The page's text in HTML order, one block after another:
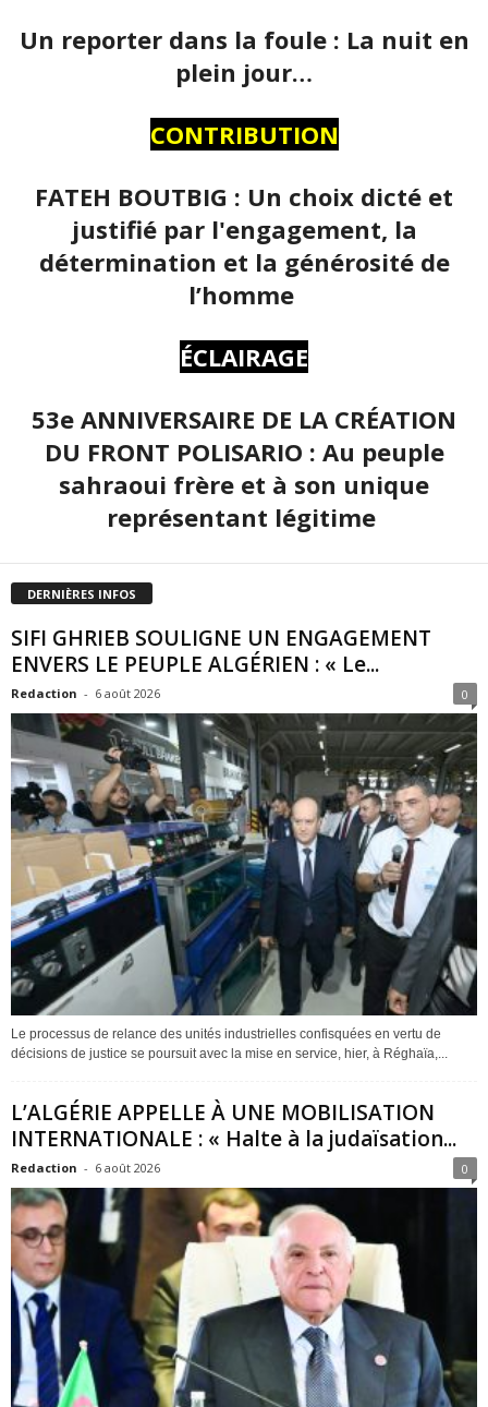
Un reporter dans la foule : La nuit en
plein jour…
CONTRIBUTION
FATEH BOUTBIG : Un choix dicté et
justifié par l'engagement, la
détermination et la générosité de
l’homme
ÉCLAIRAGE
53e ANNIVERSAIRE DE LA CRÉATION
DU FRONT POLISARIO : Au peuple
sahraoui frère et à son unique
représentant légitime
DERNIÈRES INFOS
SIFI GHRIEB SOULIGNE UN ENGAGEMENT
ENVERS LE PEUPLE ALGÉRIEN : « Le...
Redaction - 6 août 2026 0
Le processus de relance des unités industrielles confisquées en vertu de
décisions de justice se poursuit avec la mise en service, hier, à Réghaïa,...
L’ALGÉRIE APPELLE À UNE MOBILISATION
INTERNATIONALE : « Halte à la judaïsation...
Redaction - 6 août 2026 0